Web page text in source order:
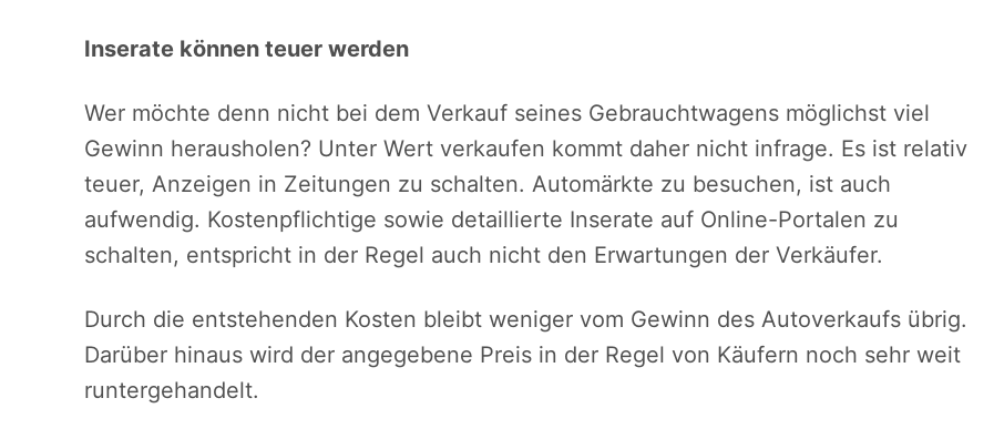
Inserate können teuer werden
Wer möchte denn nicht bei dem Verkauf seines Gebrauchtwagens möglichst viel
Gewinn herausholen? Unter Wert verkaufen kommt daher nicht infrage. Es ist relativ
teuer, Anzeigen in Zeitungen zu schalten. Automärkte zu besuchen, ist auch
aufwendig. Kostenpflichtige sowie detaillierte Inserate auf Online-Portalen zu
schalten, entspricht in der Regel auch nicht den Erwartungen der Verkäufer.
Durch die entstehenden Kosten bleibt weniger vom Gewinn des Autoverkaufs übrig.
Darüber hinaus wird der angegebene Preis in der Regel von Käufern noch sehr weit
runtergehandelt.